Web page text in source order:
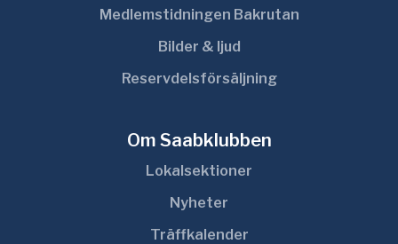
Medlemstidningen Bakrutan
Bilder & ljud
Reservdelsförsäljning
Om Saabklubben
Lokalsektioner
Nyheter
Träffkalender